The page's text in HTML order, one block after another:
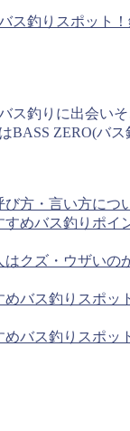
ス釣りに出会い
BASS ZERO(バ
方・言い方につ
すめバス釣りポイ
はクズ・ウザいの
めバス釣りスポッ
めバス釣りスポッ